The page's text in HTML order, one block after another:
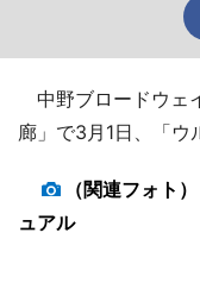
中野ブロードウェ
廊」で3月1日、「ウ
（関連フォト
ュアル